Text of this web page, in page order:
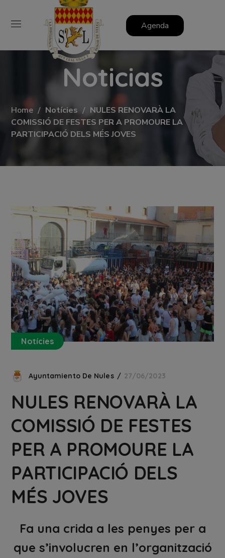
Agenda
Noticias
Home Notícies
NULES RENOVARÀ LA
COMISSIÓ DE FESTES PER A PROMOURE LA
PARTICIPACIÓ DELS MÉS JOVES
Notícies
Ayuntamiento De Nules 27/06/2023
NULES RENOVARÀ LA
COMISSIÓ DE FESTES
PER A PROMOURE LA
PARTICIPACIÓ DELS
MÉS JOVES
Fa una crida a les penyes per a
que s’involucren en l’organització